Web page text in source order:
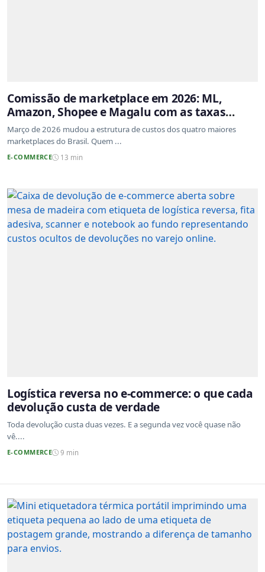
Comissão de marketplace em 2026: ML,
Amazon, Shopee e Magalu com as taxas
atualizadas
Março de 2026 mudou a estrutura de custos dos quatro maiores
marketplaces do Brasil. Quem ...
E-COMMERCE 13 min
Logística reversa no e-commerce: o que cada
devolução custa de verdade
Toda devolução custa duas vezes. E a segunda vez você quase não
vê....
E-COMMERCE 9 min